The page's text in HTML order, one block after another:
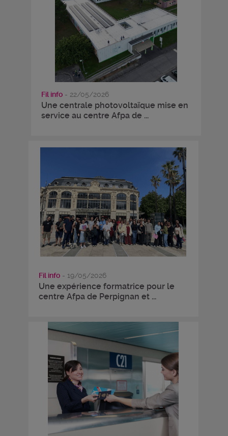
Fil info - 22/05/2026
Une centrale photovoltaïque mise en
service au centre Afpa de ...
Fil info - 19/05/2026
Une expérience formatrice pour le
centre Afpa de Perpignan et ...